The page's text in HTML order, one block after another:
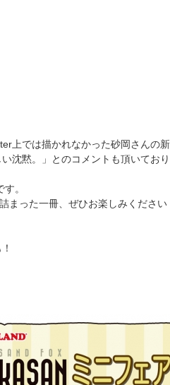
では描かれなかった砂岡さんの
沈黙。」とのコメントも頂いており
。
まった一冊、ぜひお楽しみください